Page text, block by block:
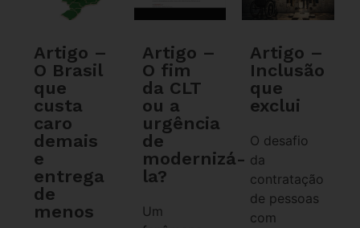
Artigo –
O Brasil
que
custa
caro
demais
e
entrega
de
menos
Artigo –
O fim
da CLT
ou a
urgência
de
modernizá-
la?
Um
Artigo –
Inclusão
que
exclui
O desafio
da
contratação
de pessoas
com